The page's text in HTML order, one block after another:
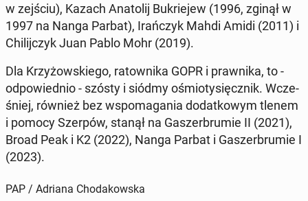
w zejściu), Kazach Ana­to­lij Bu­krie­jew (1996, zginął w
1997 na Nanga Parbat), Irań­czyk Mahdi Amidi (2011) i
Chi­lij­czyk Juan Pablo Mohr (2019).
Dla Krzy­żow­skie­go, ra­tow­ni­ka GOPR i praw­ni­ka, to -
od­po­wied­nio - szósty i siódmy ośmio­ty­sięcz­nik. Wcze­
śniej, również bez wspo­ma­ga­nia do­dat­ko­wym tlenem
i pomocy Szerpów, stanął na Ga­szer­bru­mie II (2021),
Broad Peak i K2 (2022), Nanga Parbat i Ga­szer­bru­mie I
(2023).
PAP / Adriana Chodakowska